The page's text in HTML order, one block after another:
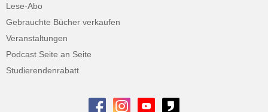
Lese-Abo
Gebrauchte Bücher verkaufen
Veranstaltungen
Podcast Seite an Seite
Studierendenrabatt